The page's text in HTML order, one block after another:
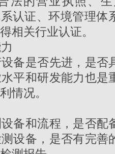
认证、环境管理体
相关行业认证。
备是否先进，是否
平和研发能力也是
情况。
备和流程，是否配
设备，是否有完善